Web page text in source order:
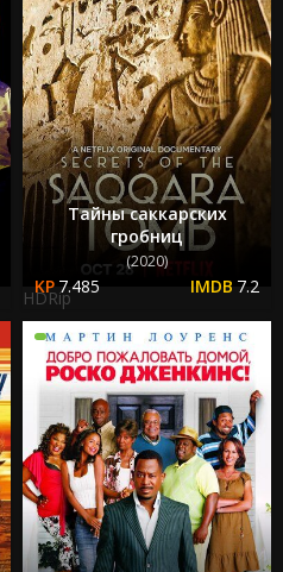
Тайны саккарских
гробниц
(2020)
7.485 7.2
HDRip